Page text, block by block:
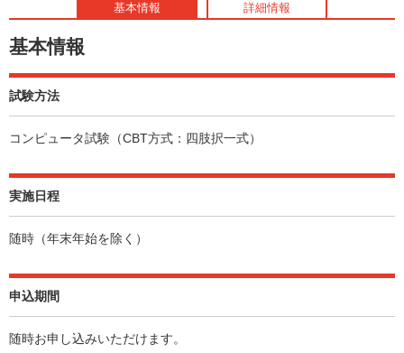
基本情報 詳細情報
基本情報
試験方法
コンピュータ試験（CBT方式：四肢択一式）
実施日程
随時（年末年始を除く）
申込期間
随時お申し込みいただけます。